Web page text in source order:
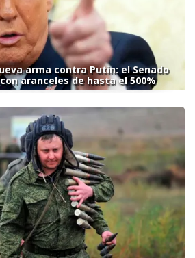
arma contra Putin: el Senado
aranceles de hasta el 500%